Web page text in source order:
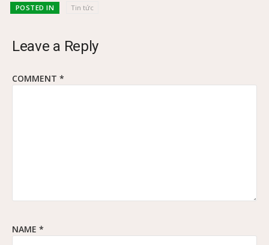
POSTED IN Tin tức
Leave a Reply
COMMENT *
NAME *